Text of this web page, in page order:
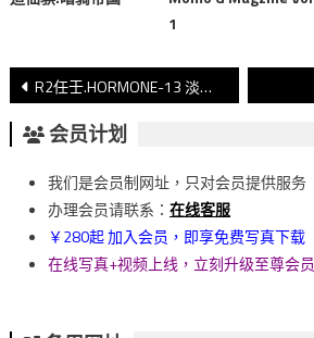
1
文
章
導
覽
R2任壬.HORMONE-13 淡蓝(下)
会员计划
我们是会员制网址，只对会员提供服务
办理会员请联系： 在线客服
￥280起 加入会员，即享免费写真下载
在线写真+视频上线，立刻升级至尊会员